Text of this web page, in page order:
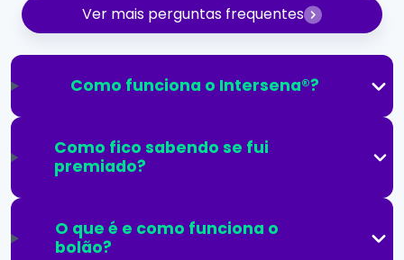
Ver mais perguntas frequentes
Como funciona o Intersena®?
Como fico sabendo se fui
premiado?
O que é e como funciona o
bolão?